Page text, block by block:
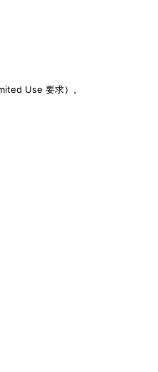
Use 要求）。